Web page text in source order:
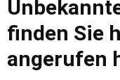
finden Sie
angerufen